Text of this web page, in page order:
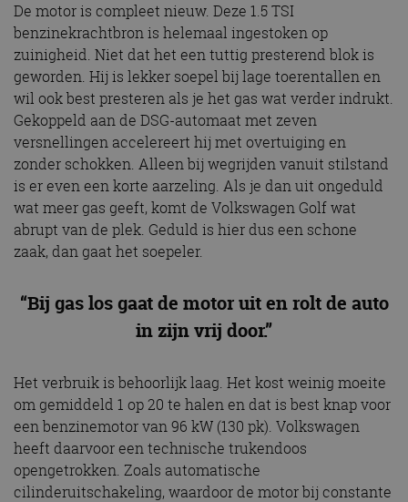
De motor is compleet nieuw. Deze 1.5 TSI
benzinekrachtbron is helemaal ingestoken op
zuinigheid. Niet dat het een tuttig presterend blok is
geworden. Hij is lekker soepel bij lage toerentallen en
wil ook best presteren als je het gas wat verder indrukt.
Gekoppeld aan de DSG-automaat met zeven
versnellingen accelereert hij met overtuiging en
zonder schokken. Alleen bij wegrijden vanuit stilstand
is er even een korte aarzeling. Als je dan uit ongeduld
wat meer gas geeft, komt de Volkswagen Golf wat
abrupt van de plek. Geduld is hier dus een schone
zaak, dan gaat het soepeler.
“Bij gas los gaat de motor uit en rolt de auto
in zijn vrij door.”
Het verbruik is behoorlijk laag. Het kost weinig moeite
om gemiddeld 1 op 20 te halen en dat is best knap voor
een benzinemotor van 96 kW (130 pk). Volkswagen
heeft daarvoor een technische trukendoos
opengetrokken. Zoals automatische
cilinderuitschakeling, waardoor de motor bij constante